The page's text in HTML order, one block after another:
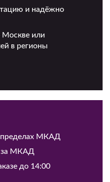
и надёжно
Москве или
в регионы
пределах МКАД
за МКАД
до 14:00